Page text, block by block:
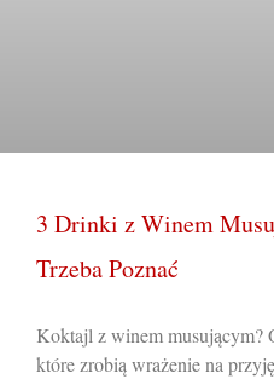
3 Drinki z Winem
Trzeba Poznać
Koktajl z winem musującym?
które zrobią wrażenie na